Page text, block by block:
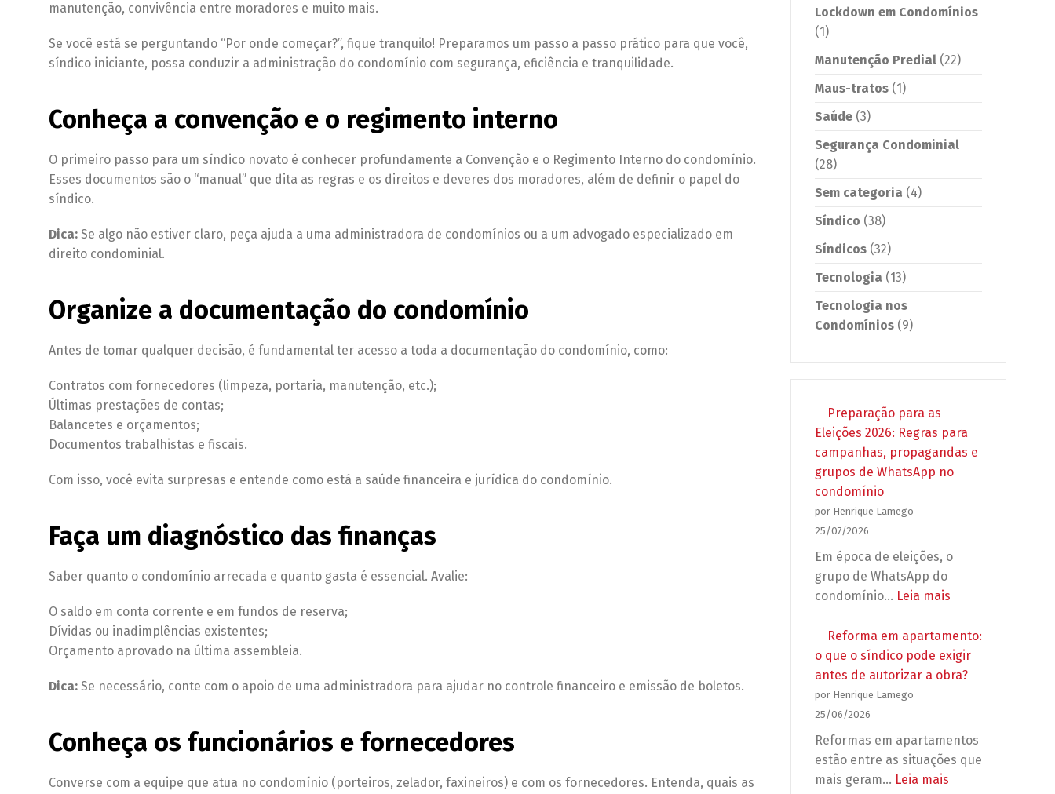
manutenção, convivência entre moradores e muito mais.
Se você está se perguntando “Por onde começar?”, fique tranquilo! Preparamos um passo a passo prático para que você,
síndico iniciante, possa conduzir a administração do condomínio com segurança, eficiência e tranquilidade.
Conheça a convenção e o regimento interno
O primeiro passo para um síndico novato é conhecer profundamente a Convenção e o Regimento Interno do condomínio.
Esses documentos são o “manual” que dita as regras e os direitos e deveres dos moradores, além de definir o papel do
síndico.
Dica: Se algo não estiver claro, peça ajuda a uma administradora de condomínios ou a um advogado especializado em
direito condominial.
Organize a documentação do condomínio
Antes de tomar qualquer decisão, é fundamental ter acesso a toda a documentação do condomínio, como:
Contratos com fornecedores (limpeza, portaria, manutenção, etc.);
Últimas prestações de contas;
Balancetes e orçamentos;
Documentos trabalhistas e fiscais.
Com isso, você evita surpresas e entende como está a saúde financeira e jurídica do condomínio.
Faça um diagnóstico das finanças
Saber quanto o condomínio arrecada e quanto gasta é essencial. Avalie:
O saldo em conta corrente e em fundos de reserva;
Dívidas ou inadimplências existentes;
Orçamento aprovado na última assembleia.
Dica: Se necessário, conte com o apoio de uma administradora para ajudar no controle financeiro e emissão de boletos.
Conheça os funcionários e fornecedores
Converse com a equipe que atua no condomínio (porteiros, zelador, faxineiros) e com os fornecedores. Entenda, quais as
Lockdown em Condomínios
(1)
Manutenção Predial (22)
Maus-tratos (1)
Saúde (3)
Segurança Condominial
(28)
Sem categoria (4)
Síndico (38)
Síndicos (32)
Tecnologia (13)
Tecnologia nos
Condomínios (9)
Preparação para as
Eleições 2026: Regras para
campanhas, propagandas e
grupos de WhatsApp no
condomínio
por Henrique Lamego
25/07/2026
Em época de eleições, o
grupo de WhatsApp do
condomínio… Leia mais
para
as
Eleições
propagandas
Reforma em apartamento:
o que o síndico pode exigir
antes de autorizar a obra?
por Henrique Lamego
25/06/2026
Reformas em apartamentos
estão entre as situações que
mais geram… Leia mais